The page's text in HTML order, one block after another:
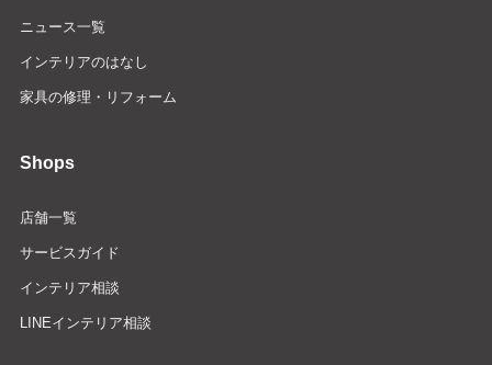
ニュース一覧
インテリアのはなし
家具の修理・リフォーム
Shops
店舗一覧
サービスガイド
インテリア相談
LINEインテリア相談